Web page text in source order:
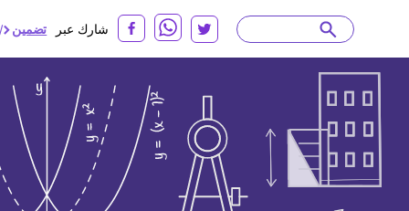
تضمين شارك عبر